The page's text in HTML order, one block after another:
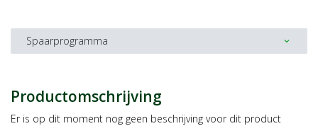
Spaarprogramma expand_more
Productomschrijving
Er is op dit moment nog geen beschrijving voor dit product